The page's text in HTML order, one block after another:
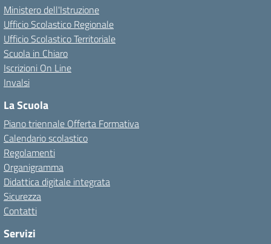
Ministero dell'Istruzione
Ufficio Scolastico Regionale
Ufficio Scolastico Territoriale
Scuola in Chiaro
Iscrizioni On Line
Invalsi
La Scuola
Piano triennale Offerta Formativa
Calendario scolastico
Regolamenti
Organigramma
Didattica digitale integrata
Sicurezza
Contatti
Servizi